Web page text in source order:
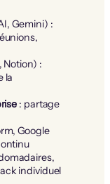
Gemini) :
Notion) :
la
: partage
Google
individuel